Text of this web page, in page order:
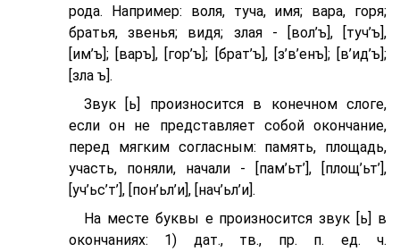
рода. Например: воля, туча, имя; вара, горя;
братья, звенья; видя; злая - [вол’ъ], [туч’ъ],
[им’ъ]; [варъ], [гор’ъ]; [брат’ъ], [з’в’eнъ]; [в’ид’ъ];
[зла ъ].
Звук [ь] произносится в конечном слоге,
если он не представляет собой окончание,
перед мягким согласным: память, площадь,
участь, поняли, начали - [пам’ьт’], [площ’ьт’],
[уч’ьс’т’], [пон’ьл’и], [нач’ьл’и].
На месте буквы е произносится звук [ь] в
окончаниях: 1) дат., тв., пр. п. ед. ч.